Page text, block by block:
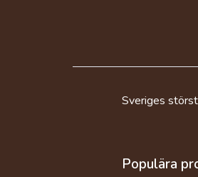
Sveriges
Populära